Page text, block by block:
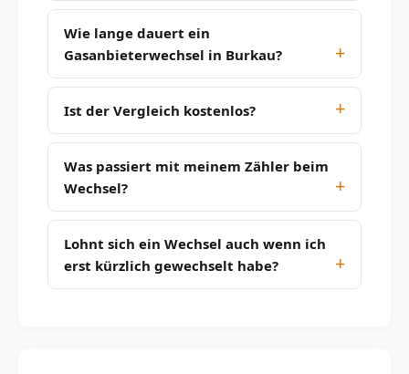
Wie lange dauert ein
Gasanbieterwechsel in Burkau?
Ist der Vergleich kostenlos?
Was passiert mit meinem Zähler beim
Wechsel?
Lohnt sich ein Wechsel auch wenn ich
erst kürzlich gewechselt habe?